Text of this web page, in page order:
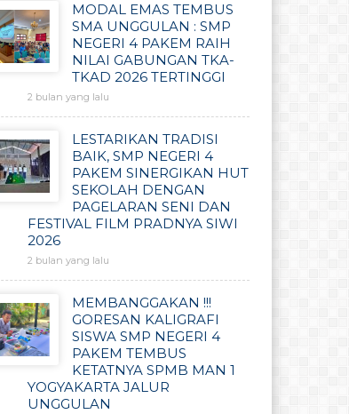
MODAL EMAS TEMBUS
SMA UNGGULAN : SMP
NEGERI 4 PAKEM RAIH
NILAI GABUNGAN TKA-
TKAD 2026 TERTINGGI
2 bulan yang lalu
LESTARIKAN TRADISI
BAIK, SMP NEGERI 4
PAKEM SINERGIKAN HUT
SEKOLAH DENGAN
PAGELARAN SENI DAN
FESTIVAL FILM PRADNYA SIWI
2026
2 bulan yang lalu
MEMBANGGAKAN !!!
GORESAN KALIGRAFI
SISWA SMP NEGERI 4
PAKEM TEMBUS
KETATNYA SPMB MAN 1
YOGYAKARTA JALUR
UNGGULAN